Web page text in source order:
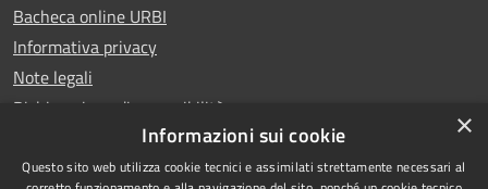
Bacheca online URBI
Informativa privacy
Note legali
Dichiarazione di accessibilità
×
Informazioni sui cookie
Questo sito web utilizza cookie tecnici e assimilati strettamente necessari al